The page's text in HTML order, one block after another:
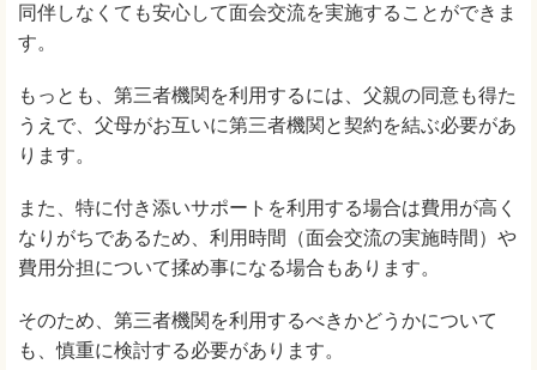
同伴しなくても安心して面会交流を実施することができま
す。
もっとも、第三者機関を利用するには、父親の同意も得た
うえで、父母がお互いに第三者機関と契約を結ぶ必要があ
ります。
また、特に付き添いサポートを利用する場合は費用が高く
なりがちであるため、利用時間（面会交流の実施時間）や
費用分担について揉め事になる場合もあります。
そのため、第三者機関を利用するべきかどうかについて
も、慎重に検討する必要があります。